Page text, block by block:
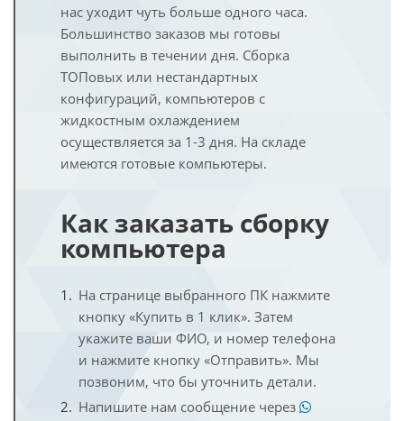
нас уходит чуть больше одного часа.
Большинство заказов мы готовы
выполнить в течении дня. Сборка
ТОПовых или нестандартных
конфигураций, компьютеров с
жидкостным охлаждением
осуществляется за 1-3 дня. На складе
имеются готовые компьютеры.
Как заказать сборку
компьютера
На странице выбранного ПК нажмите
кнопку «Купить в 1 клик». Затем
укажите ваши ФИО, и номер телефона
и нажмите кнопку «Отправить». Мы
позвоним, что бы уточнить детали.
Напишите нам сообщение через